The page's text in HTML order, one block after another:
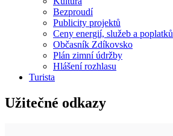
Bezproudí
Publicity projektů
Ceny energií, služeb a poplatků
Občasník Zdíkovsko
Plán zimní údržby
Hlášení rozhlasu
Turista
Užitečné odkazy